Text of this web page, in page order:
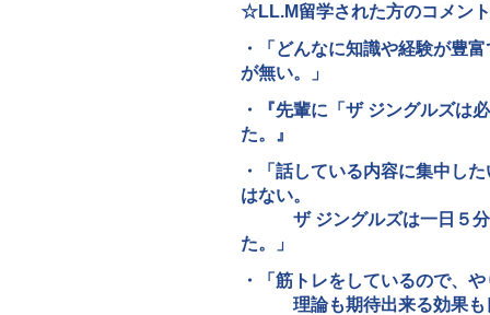
☆LL.M留学された方のコメン
・「どんなに知識や経験が豊
が無い。」
・『先輩に「ザ ジングルズは
た。』
・「話している内容に集中し
はない。
ザ ジングルズは一日５分
た。」
・「筋トレをしているので、
理論も期待出来る効果も